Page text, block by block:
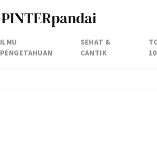
PINTERpandai
ILMU
PENGETAHUAN
SEHAT &
CANTIK
10